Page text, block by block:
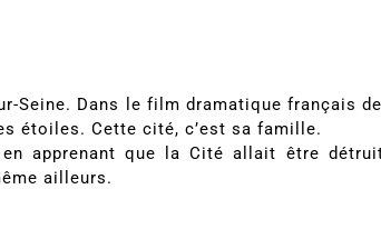
Seine. Dans le film dramatique français
étoiles. Cette cité, c’est sa famille.
apprenant que la Cité allait être
ailleurs.